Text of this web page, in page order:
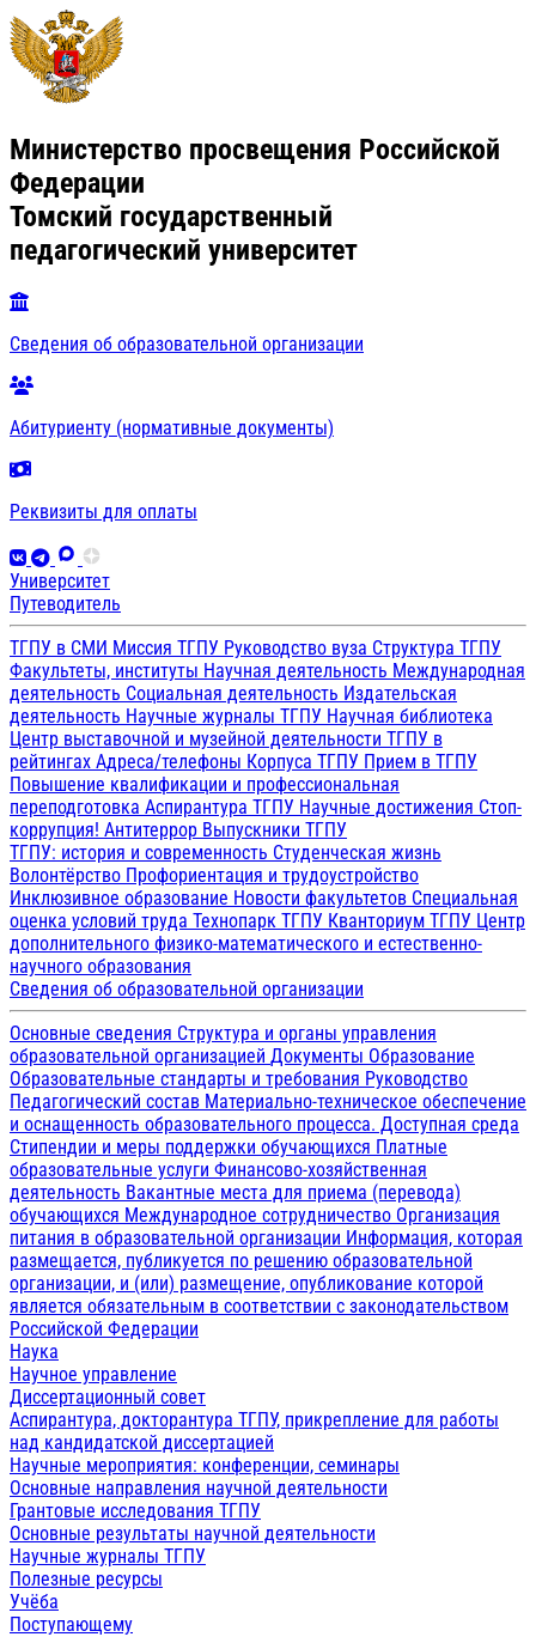
Министерство просвещения Российской
Федерации
Томский государственный
педагогический университет
Сведения об образовательной организации
Абитуриенту (нормативные документы)
Реквизиты для оплаты
Университет
Путеводитель
ТГПУ в СМИ Миссия ТГПУ Руководство вуза Структура ТГПУ
Факультеты, институты Научная деятельность Международная
деятельность Социальная деятельность Издательская
деятельность Научные журналы ТГПУ Научная библиотека
Центр выставочной и музейной деятельности ТГПУ в
рейтингах Адреса/телефоны Корпуса ТГПУ Прием в ТГПУ
Повышение квалификации и профессиональная
переподготовка Аспирантура ТГПУ Научные достижения Стоп-
коррупция! Антитеррор Выпускники ТГПУ
ТГПУ: история и современность Студенческая жизнь
Волонтёрство Профориентация и трудоустройство
Инклюзивное образование Новости факультетов Специальная
оценка условий труда Технопарк ТГПУ Кванториум ТГПУ Центр
дополнительного физико-математического и естественно-
научного образования
Сведения об образовательной организации
Основные сведения Структура и органы управления
образовательной организацией Документы Образование
Образовательные стандарты и требования Руководство
Педагогический состав Материально-техническое обеспечение
и оснащенность образовательного процесса. Доступная среда
Стипендии и меры поддержки обучающихся Платные
образовательные услуги Финансово-хозяйственная
деятельность Вакантные места для приема (перевода)
обучающихся Международное сотрудничество Организация
питания в образовательной организации Информация, которая
размещается, публикуется по решению образовательной
организации, и (или) размещение, опубликование которой
является обязательным в соответствии с законодательством
Российской Федерации
Наука
Научное управление
Диссертационный совет
Аспирантура, докторантура ТГПУ, прикрепление для работы
над кандидатской диссертацией
Научные мероприятия: конференции, семинары
Основные направления научной деятельности
Грантовые исследования ТГПУ
Основные результаты научной деятельности
Научные журналы ТГПУ
Полезные ресурсы
Учёба
Поступающему